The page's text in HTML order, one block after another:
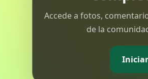
Accede a fotos,
de la